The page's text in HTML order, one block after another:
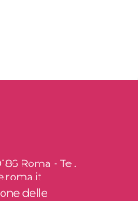
Roma - Tel.
delle